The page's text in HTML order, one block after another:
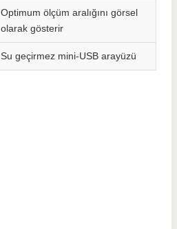
Optimum ölçüm aralığını görsel
olarak gösterir
Su geçirmez mini-USB arayüzü